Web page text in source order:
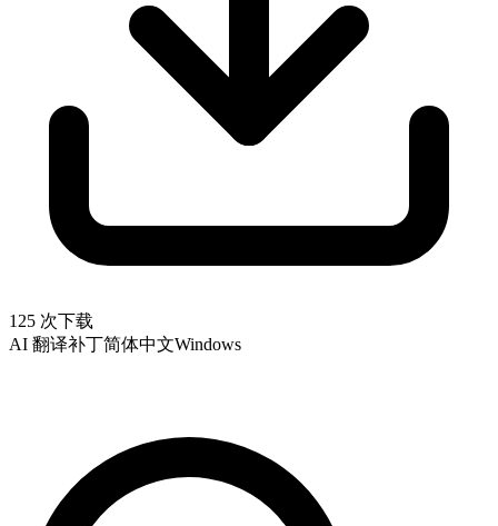
125 次下载
AI 翻译补丁简体中文Windows